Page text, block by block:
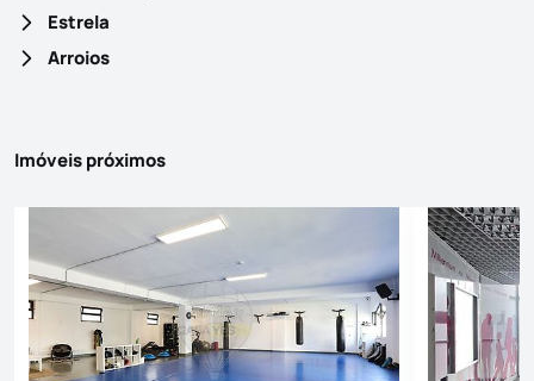
Estrela
Arroios
Imóveis próximos